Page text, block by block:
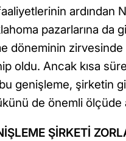
ardından
pazarlarına da
döneminin zirvesinde
oldu. Ancak kısa
genişleme, şirketin
de önemli ölçüde
ŞİRKETİ